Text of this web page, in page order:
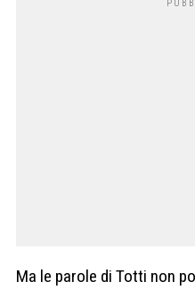
Ma le parole di Totti non